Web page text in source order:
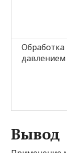
Обработка
давлением
Вывод